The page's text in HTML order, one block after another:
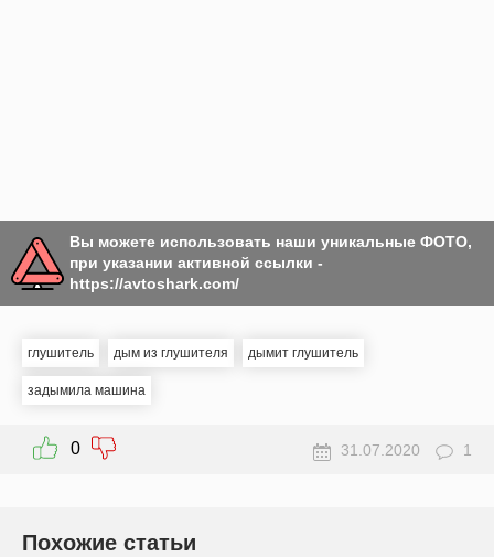
Вы можете использовать наши уникальные ФОТО,
при указании активной ссылки -
https://avtoshark.com/
глушитель дым из глушителя дымит глушитель
задымила машина
0 31.07.2020 1
Похожие статьи